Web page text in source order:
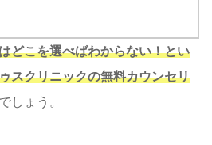
どこを選べばわからない！とい
スクリニックの無料カウンセリ
でしょう。